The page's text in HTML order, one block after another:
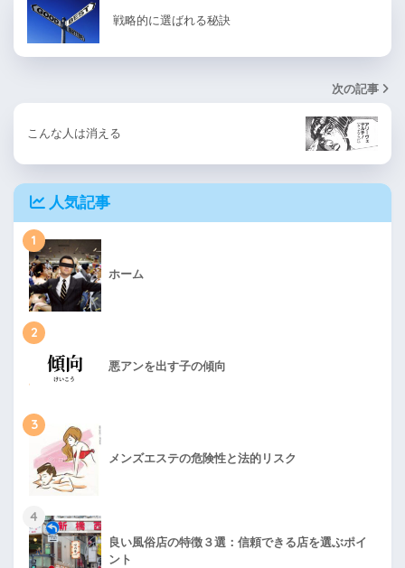
戦略的に選ばれる秘訣
次の記事
こんな人は消える
人気記事
1
ホーム
2
悪アンを出す子の傾向
3
メンズエステの危険性と法的リスク
4
良い風俗店の特徴３選：信頼できる店を選ぶポイ
ント